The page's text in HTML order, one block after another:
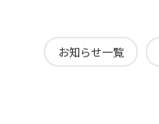
お知らせ一覧